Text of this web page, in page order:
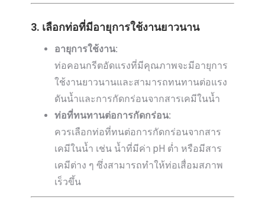
3. เลือกท่อที่มีอายุการใช้งานยาวนาน
อายุการใช้งาน:
ท่อคอนกรีตอัดแรงที่มีคุณภาพจะมีอายุการ
ใช้งานยาวนานและสามารถทนทานต่อแรง
ดันน้ำและการกัดกร่อนจากสารเคมีในน้ำ
ท่อที่ทนทานต่อการกัดกร่อน:
ควรเลือกท่อที่ทนต่อการกัดกร่อนจากสาร
เคมีในน้ำ เช่น น้ำที่มีค่า pH ต่ำ หรือมีสาร
เคมีต่าง ๆ ซึ่งสามารถทำให้ท่อเสื่อมสภาพ
เร็วขึ้น